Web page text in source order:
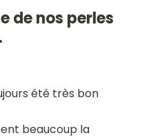
de nos perles
été très bon
beaucoup la